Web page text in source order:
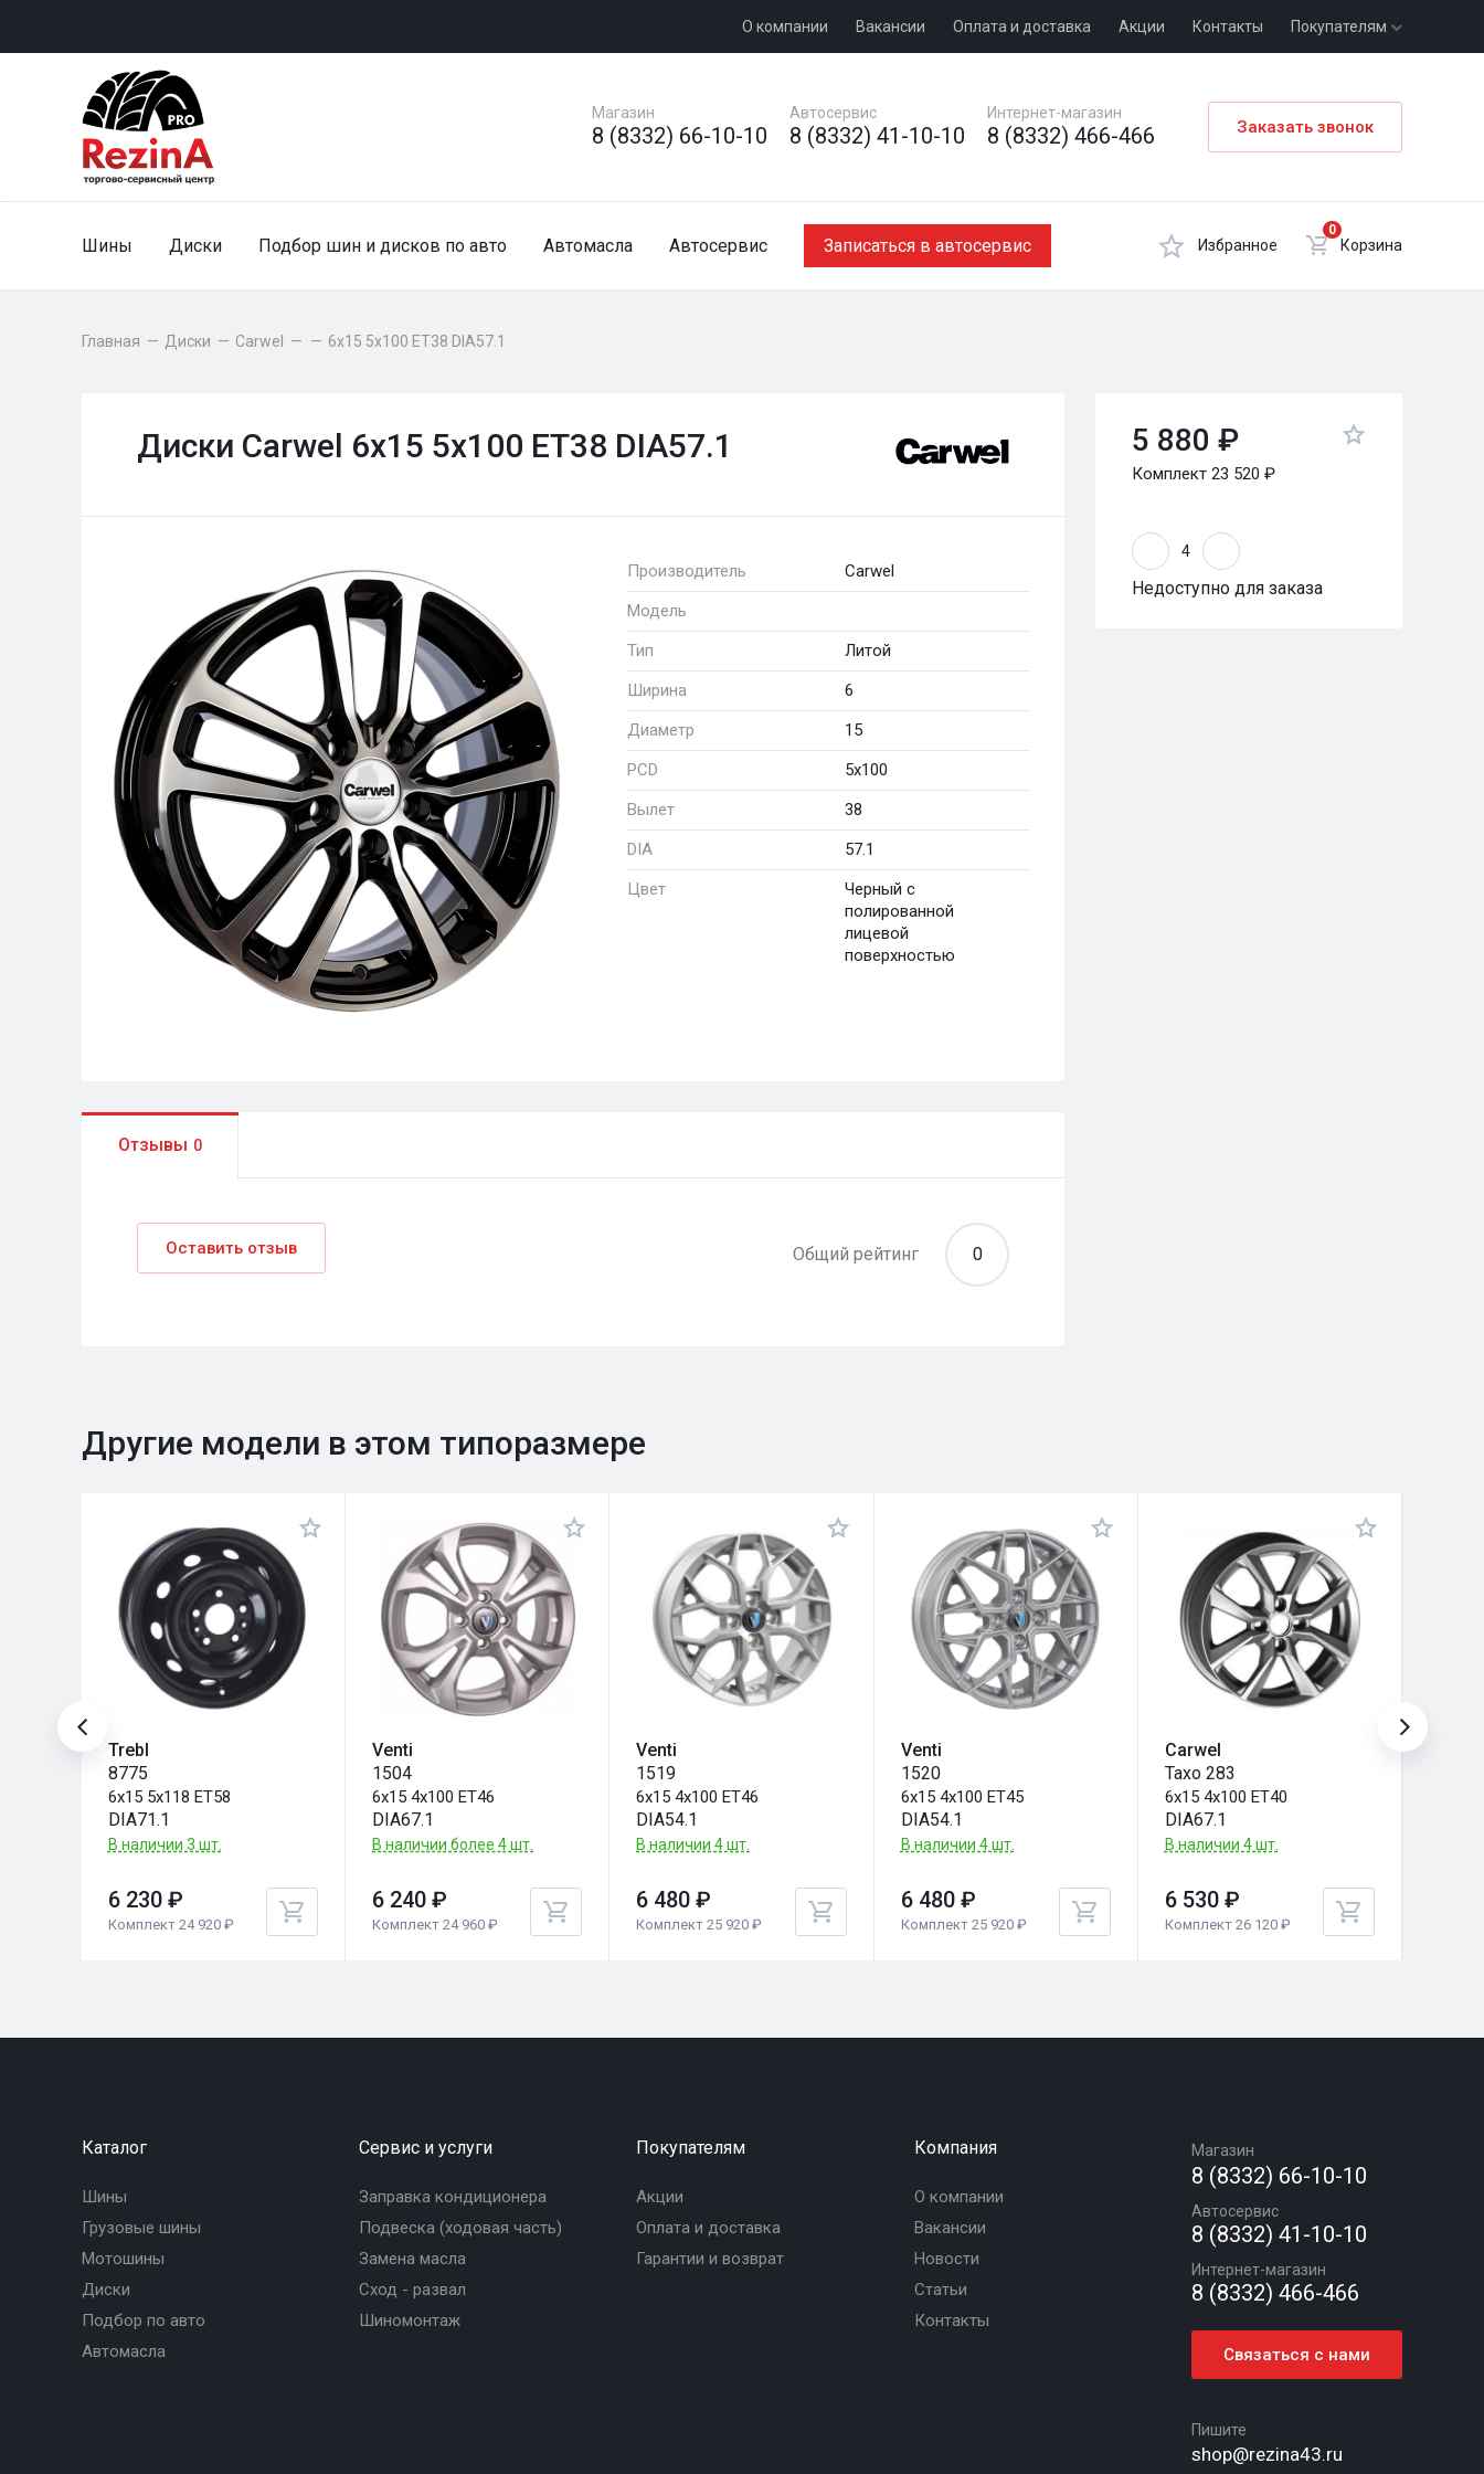
О компании Вакансии Оплата и доставка Акции Контакты Покупателям
Магазин
8 (8332) 66-10-10
Автосервис
8 (8332) 41-10-10
Интернет-магазин
8 (8332) 466-466 Заказать звонок
Шины Диски Подбор шин и дисков по авто Автомасла Автосервис Записаться в автосервис Избранное
0
Корзина
Главная — Диски — Carwel — — 6x15 5x100 ET38 DIA57.1
Диски Carwel 6x15 5x100 ET38 DIA57.1
Производитель
Carwel
Модель
Тип
Литой
Ширина
6
Диаметр
15
PCD
5x100
Вылет
38
DIA
57.1
Цвет
Черный с
полированной
лицевой
поверхностью
Отзывы 0
Оставить отзыв Общий рейтинг 0
5 880 ₽
Комплект 23 520 ₽
Недоступно для заказа
Другие модели в этом типоразмере
Trebl
8775
6x15 5x118 ET58
DIA71.1
В наличии 3 шт.
6 230 ₽
Комплект 24 920 ₽
Venti
1504
6x15 4x100 ET46
DIA67.1
В наличии более 4 шт.
6 240 ₽
Комплект 24 960 ₽
Venti
1519
6x15 4x100 ET46
DIA54.1
В наличии 4 шт.
6 480 ₽
Комплект 25 920 ₽
Venti
1520
6x15 4x100 ET45
DIA54.1
В наличии 4 шт.
6 480 ₽
Комплект 25 920 ₽
Carwel
Тахо 283
6x15 4x100 ET40
DIA67.1
В наличии 4 шт.
6 530 ₽
Комплект 26 120 ₽
Каталог
Шины
Грузовые шины
Мотошины
Диски
Подбор по авто
Автомасла
Сервис и услуги
Заправка кондиционера
Подвеска (ходовая часть)
Замена масла
Сход - развал
Шиномонтаж
Покупателям
Акции
Оплата и доставка
Гарантии и возврат
Компания
О компании
Вакансии
Новости
Статьи
Контакты
Магазин
8 (8332) 66-10-10
Автосервис
8 (8332) 41-10-10
Интернет-магазин
8 (8332) 466-466
Связаться с нами
Пишите
shop@rezina43.ru